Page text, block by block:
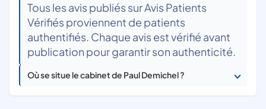
Tous les avis publiés sur Avis Patients
Vérifiés proviennent de patients
authentifiés. Chaque avis est vérifié avant
publication pour garantir son authenticité.
Où se situe le cabinet de Paul Demichel ?